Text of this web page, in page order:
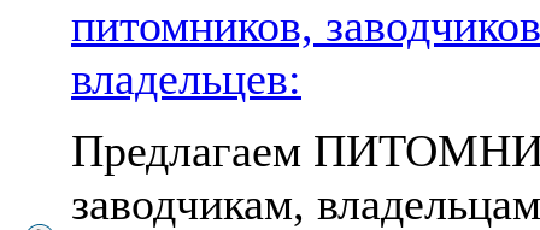
питомников,
владельцев:
Предлагаем
заводчикам, владельцам